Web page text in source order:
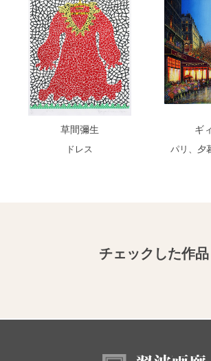
草間彌生
ドレス
ギ
パリ、夕
チェックした作品